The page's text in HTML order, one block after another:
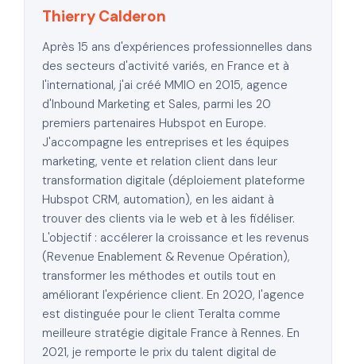
Thierry Calderon
Après 15 ans d'expériences professionnelles dans
des secteurs d'activité variés, en France et à
l'international, j'ai créé MMIO en 2015, agence
d'Inbound Marketing et Sales, parmi les 20
premiers partenaires Hubspot en Europe.
J'accompagne les entreprises et les équipes
marketing, vente et relation client dans leur
transformation digitale (déploiement plateforme
Hubspot CRM, automation), en les aidant à
trouver des clients via le web et à les fidéliser.
L'objectif : accélerer la croissance et les revenus
(Revenue Enablement & Revenue Opération),
transformer les méthodes et outils tout en
améliorant l'expérience client. En 2020, l'agence
est distinguée pour le client Teralta comme
meilleure stratégie digitale France à Rennes. En
2021, je remporte le prix du talent digital de